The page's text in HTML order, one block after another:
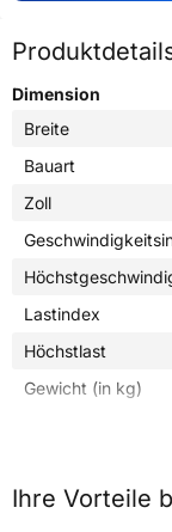
Dimension
Breite
Bauart
Zoll
Lastindex
Höchstlast
Gewicht (in kg)
Verwendung
Ihre Vorteile